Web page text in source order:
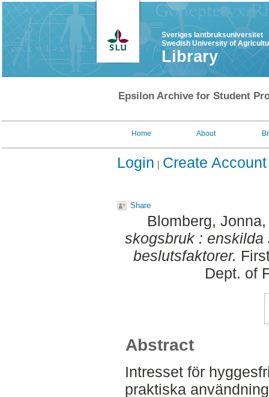
Sveriges lantbruksuniversitet
Swedish University of
Library
Epsilon Archive for Student
Home About
Login Create Account
Share
Blomberg, Jonna,
skogsbruk : enskilda
beslutsfaktorer.
Dept. of
Abstract
Intresset för
praktiska